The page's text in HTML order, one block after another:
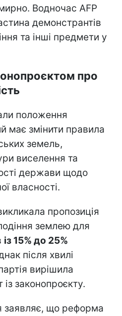
Водночас AFP
демонстрантів
та інші предмети у
про
положення
має змінити правила
земель,
виселення та
держави щодо
власності.
пропозиція
землею для
із 15% до 25%
після хвилі
вирішила
законопроєкту.
заявляє, що реформа